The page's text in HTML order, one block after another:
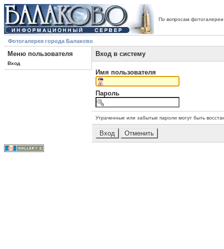
По вопросам
Фотогалерея города Балаково
Меню пользователя
Вход
Вход в систему
Имя пользователя
Пароль
Утраченные или забытые пароли могут быть